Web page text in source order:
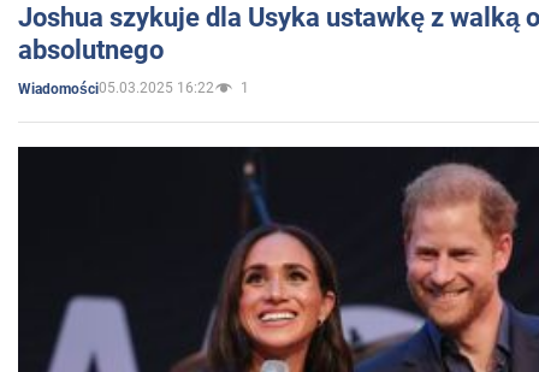
Joshua szykuje dla Usyka ustawkę z walką
absolutnego
Wiadomości05.03.2025 16:22 1